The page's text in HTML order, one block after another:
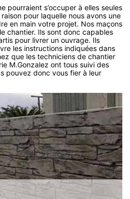
pourraient s’occuper à elles seules
pour laquelle nous avons une
en main votre projet. Nos maçons
chantier. Ils sont donc capables
pour livrer un ouvrage. Ils
les instructions indiquées dans
que les techniciens de chantier
M.Gonzalez ont tous suivi des
pouvez donc vous fier à leur